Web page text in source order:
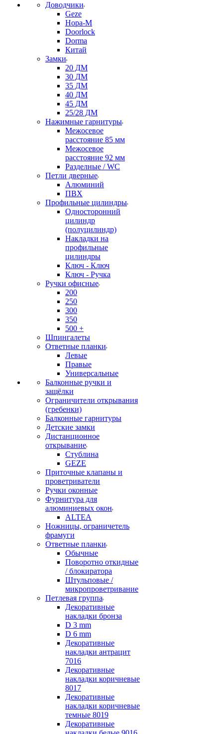
Доводчики
Geze
Нора-М
Doorlock
Dorma
Китай
Замки
20 ДМ
30 ДМ
35 ДМ
40 ДМ
45 ДМ
25/28 ДМ
Нажимные гарнитуры
Межосевое
расстояние 85 мм
Межосевое
расстояние 92 мм
Разделные / WC
Петли дверные
Алюминий
ПВХ
Профильные цилиндры
Односторонний
цилиндр
(полуцилиндр)
Накладки на
профильные
цилиндры
Ключ - Ключ
Ключ - Ручка
Ручки офисные
200
250
300
350
500 +
Шпингалеты
Ответные планки
Левые
Правые
Универсальные
Балконные ручки и
защёлки
Ограничители открывания
(гребенки)
Балконные гарнитуры
Детские замки
Дистанционное
открывание
Стублина
GEZE
Приточные клапаны и
проветриватели
Ручки оконные
Фурнитура для
алюминиевых окон
ALTEA
Ножницы, ограничетель
фрамуги
Ответные планки
Обычные
Поворотно откидные
/ блокиратора
Штульповые /
микропроветривание
Петлевая группа
Декоративные
накладки бронза
D 3 mm
D 6 mm
Декоративные
накладки антрацит
7016
Декоративные
накладки коричневые
8017
Декоративные
накладки коричневые
темные 8019
Декоративные